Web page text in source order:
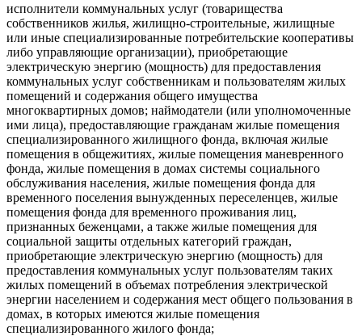
исполнители коммунальных услуг (товарищества
собственников жилья, жилищно-строительные, жилищные
или иные специализированные потребительские кооперативы
либо управляющие организации), приобретающие
электрическую энергию (мощность) для предоставления
коммунальных услуг собственникам и пользователям жилых
помещений и содержания общего имущества
многоквартирных домов; наймодатели (или уполномоченные
ими лица), предоставляющие гражданам жилые помещения
специализированного жилищного фонда, включая жилые
помещения в общежитиях, жилые помещения маневренного
фонда, жилые помещения в домах системы социального
обслуживания населения, жилые помещения фонда для
временного поселения вынужденных переселенцев, жилые
помещения фонда для временного проживания лиц,
признанных беженцами, а также жилые помещения для
социальной защиты отдельных категорий граждан,
приобретающие электрическую энергию (мощность) для
предоставления коммунальных услуг пользователям таких
жилых помещений в объемах потребления электрической
энергии населением и содержания мест общего пользования в
домах, в которых имеются жилые помещения
специализированного жилого фонда;